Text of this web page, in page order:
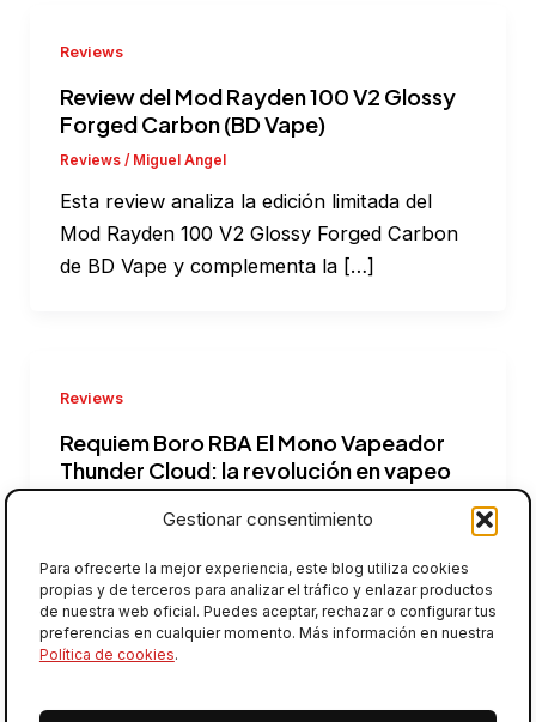
Gestionar consentimiento
Para ofrecerte la mejor experiencia, este blog utiliza cookies
propias y de terceros para analizar el tráfico y enlazar productos
de nuestra web oficial. Puedes aceptar, rechazar o configurar tus
preferencias en cualquier momento. Más información en nuestra
Política de cookies.
Reviews
Review del Mod Rayden 100 V2 Glossy
Forged Carbon (BD Vape)
Reviews/ Miguel Angel
Esta review analiza la edición limitada del
Mod Rayden 100 V2 Glossy Forged Carbon
de BD Vape y complementa la […]
Reviews
Requiem Boro RBA El Mono Vapeador
Thunder Cloud: la revolución en vapeo
reparable
El mundo del vapeo da la bienvenida a una
auténtica novedad: el Requiem Boro RBA El
Mono Vapeador Thunder Cloud,